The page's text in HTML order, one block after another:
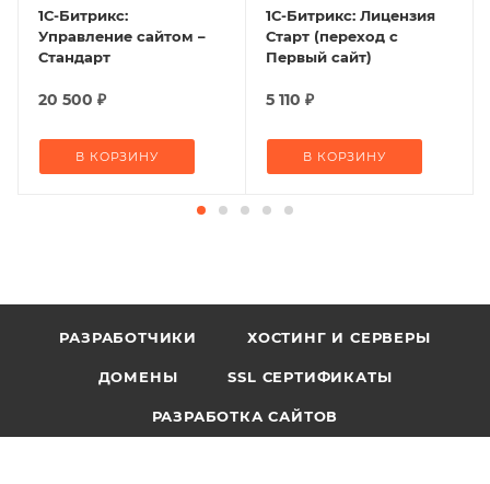
1С-Битрикс:
Управление сайтом –
Стандарт
20 500 ₽
В КОРЗИНУ
1С-Битрикс: Лицензия
Старт (переход с
Первый сайт)
5 110 ₽
В КОРЗИНУ
РАЗРАБОТЧИКИ ХОСТИНГ И СЕРВЕРЫ
ДОМЕНЫ SSL СЕРТИФИКАТЫ
РАЗРАБОТКА САЙТОВ